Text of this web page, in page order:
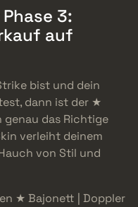
3:
auf
bist und dein
dann ist der ★
genau das Richtige
verleiht deinem
von Stil und
★ Bajonett | Doppler